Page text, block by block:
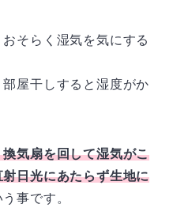
そらく湿気を気にする
屋干しすると湿度がか
気扇を回して湿気がこ
日光にあたらず生地に
事です。